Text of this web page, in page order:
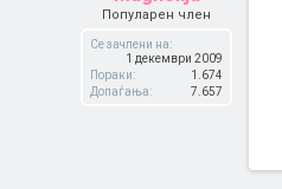
Популарен член
Се зачлени на:
1 декември 2009
Пораки:
1.674
Допаѓања:
7.657